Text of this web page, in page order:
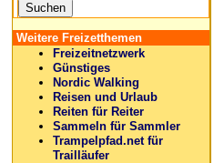
Weitere Freizetthemen
Freizeitnetzwerk
Günstiges
Nordic Walking
Reisen und Urlaub
Reiten für Reiter
Sammeln für Sammler
Trampelpfad.net für
Trailläufer